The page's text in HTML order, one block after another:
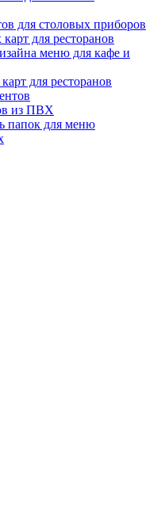
для столовых приборов
для ресторанов
меню для кафе и
для ресторанов
из ПВХ
папок для меню